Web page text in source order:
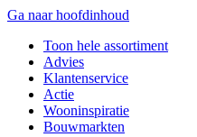
Ga naar hoofdinhoud
Toon hele assortiment
Advies
Klantenservice
Actie
Wooninspiratie
Bouwmarkten